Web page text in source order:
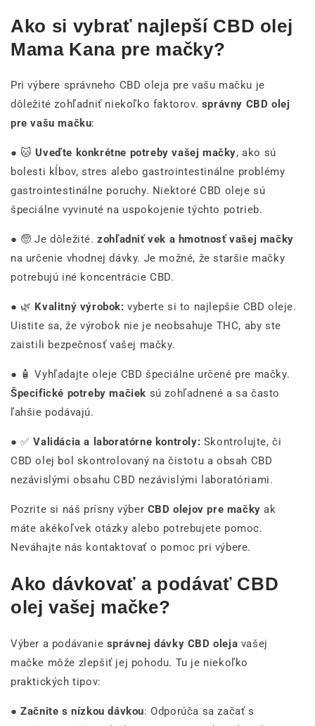
Ako si vybrať najlepší CBD olej
Mama Kana pre mačky?
Pri výbere správneho CBD oleja pre vašu mačku je
dôležité zohľadniť niekoľko faktorov. správny CBD olej
pre vašu mačku:
● 🐱Uveďte konkrétne potreby vašej mačky, ako sú
bolesti kĺbov, stres alebo gastrointestinálne problémy
gastrointestinálne poruchy. Niektoré CBD oleje sú
špeciálne vyvinuté na uspokojenie týchto potrieb.
● 🧓 Je dôležité.zohľadniť vek a hmotnosť vašej mačky
na určenie vhodnej dávky. Je možné, že staršie mačky
potrebujú iné koncentrácie CBD.
● 🌿 Kvalitný výrobok: vyberte si to najlepšie CBD oleje.
Uistite sa, že výrobok nie je neobsahuje THC, aby ste
zaistili bezpečnosť vašej mačky.
● 🧴 Vyhľadajte oleje CBD špeciálne určené pre mačky.
Špecifické potreby mačiek sú zohľadnené a sa často
ľahšie podávajú.
● ✅Validácia a laboratórne kontroly: Skontrolujte, či
CBD olej bol skontrolovaný na čistotu a obsah CBD
nezávislými obsahu CBD nezávislými laboratóriami.
Pozrite si náš prísny výber CBD olejov pre mačkyak
máte akékoľvek otázky alebo potrebujete pomoc.
Neváhajte nás kontaktovať o pomoc pri výbere.
Ako dávkovať a podávať CBD
olej vašej mačke?
Výber a podávanie správnej dávky CBD oleja vašej
mačke môže zlepšiť jej pohodu. Tu je niekoľko
praktických tipov:
●Začnite s nízkou dávkou: Odporúča sa začať s